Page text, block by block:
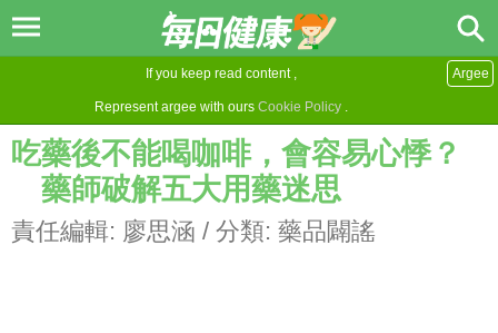
If you keep read content ,
Represent argee with ours Cookie Policy .
Argee
吃藥後不能喝咖啡，會容易心悸？
藥師破解五大用藥迷思
責任編輯: 廖思涵 / 分類: 藥品闢謠